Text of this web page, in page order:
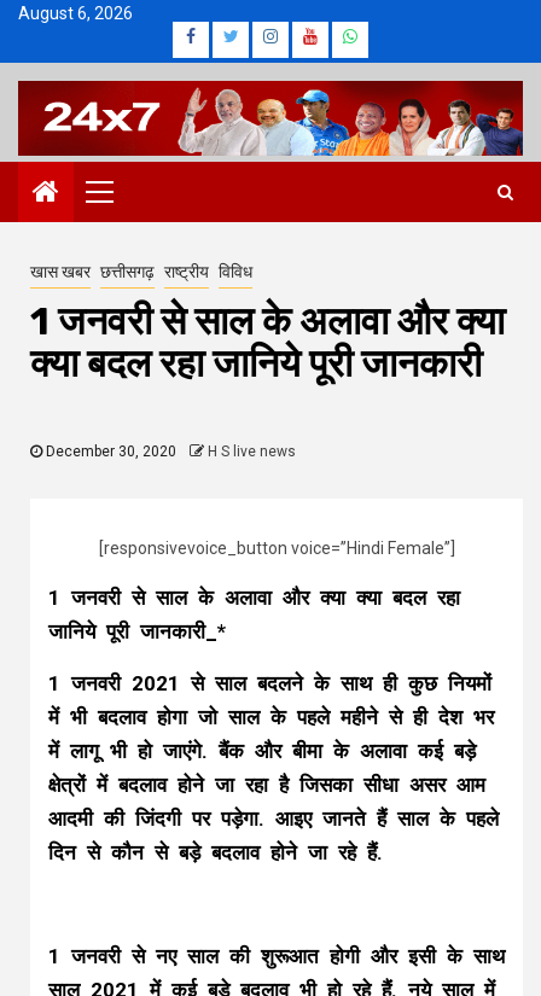
Skip
content
August 6, 2026
Facebook
Twitter
Instagram
Youtube
Whatsapp
Primary
Menu
खास खबर छत्तीसगढ़ राष्ट्रीय विविध
1 जनवरी से साल के अलावा और क्या
क्या बदल रहा जानिये पूरी जानकारी
December 30, 2020 H S live news
[responsivevoice_button voice=”Hindi Female”]
1 जनवरी से साल के अलावा और क्या क्या बदल रहा
जानिये पूरी जानकारी_*
1 जनवरी 2021 से साल बदलने के साथ ही कुछ नियमों
में भी बदलाव होगा जो साल के पहले महीने से ही देश भर
में लागू भी हो जाएंगे. बैंक और बीमा के अलावा कई बड़े
क्षेत्रों में बदलाव होने जा रहा है जिसका सीधा असर आम
आदमी की जिंदगी पर पड़ेगा. आइए जानते हैं साल के पहले
दिन से कौन से बड़े बदलाव होने जा रहे हैं.
1 जनवरी से नए साल की शुरूआत होगी और इसी के साथ
साल 2021 में कई बड़े बदलाव भी हो रहे हैं. नये साल में